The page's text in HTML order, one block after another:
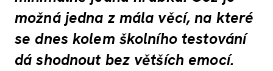
možná jedna z mála věcí, na které
se dnes kolem školního testování
dá shodnout bez větších emocí.